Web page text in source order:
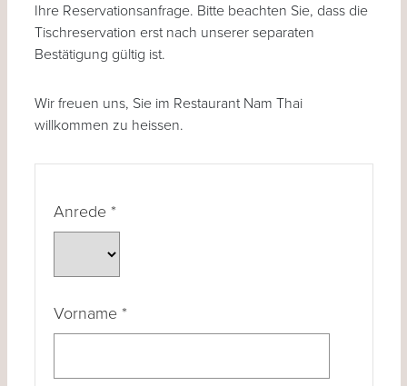
Ihre Reservationsanfrage. Bitte beachten Sie, dass die
Tischreservation erst nach unserer separaten
Bestätigung gültig ist.
Wir freuen uns, Sie im Restaurant Nam Thai
willkommen zu heissen.
Anrede *
Vorname *